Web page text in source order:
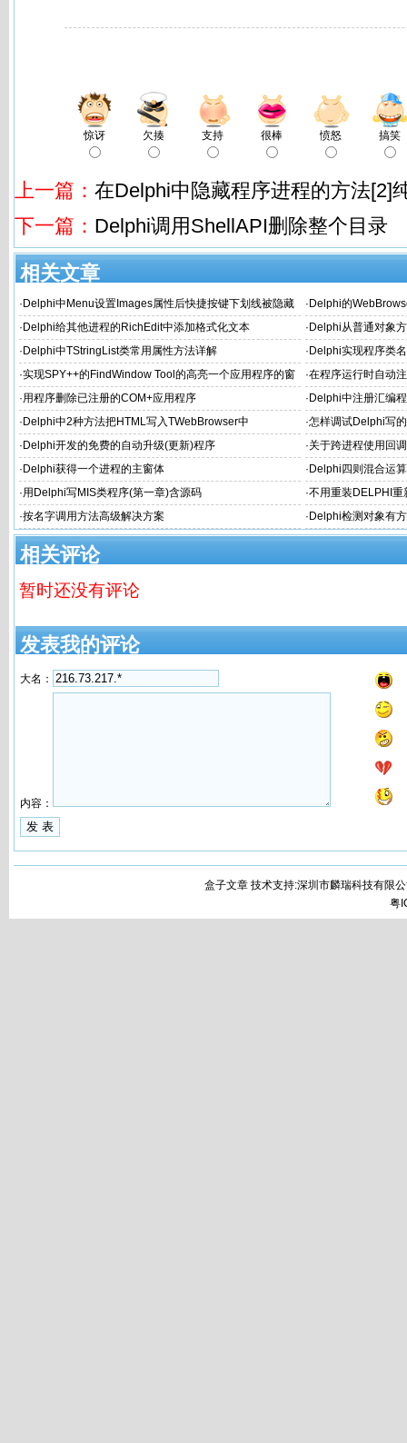
惊讶 欠揍 支持 很棒 愤怒 搞笑
上一篇： 在Delphi中隐藏程序进程的方法[2]
下一篇： Delphi调用ShellAPI删除整个目录
相关文章
· Delphi中Menu设置Images属性后快捷按键下划线被隐藏
解决方法
· Delphi的
造方法
· Delphi给其他进程的RichEdit中添加格式化文本 · Delphi从普通对象
· Delphi中TStringList类常用属性方法详解 · Delphi实现程序类
·实现SPY++的FindWindow Tool的高亮一个应用程序的窗
体或内部Object的边缘
·在程序运行时自动
·用程序删除已注册的COM+应用程序 · Delphi中注册汇编
· Delphi中2种方法把HTML写入TWebBrowser中 ·怎样调试Delphi写
· Delphi开发的免费的自动升级(更新)程序 ·关于跨进程使用回
RTF流为例
· Delphi获得一个进程的主窗体 · Delphi四则混合运
·用Delphi写MIS类程序(第一章)含源码 ·不用重装DELPHI重
·按名字调用方法高级解决方案 · Delphi检测对象有
相关评论
暂时还没有评论
发表我的评论
大名：
内容：
盒子文章 技术支持:深圳市麟瑞科技有限
粤